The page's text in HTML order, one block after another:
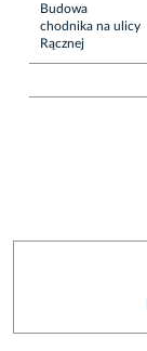
Budowa
chodnika na ulicy
Rącznej